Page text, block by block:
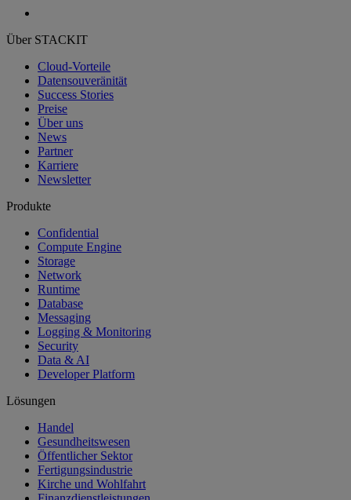
Über STACKIT
Cloud-Vorteile
Datensouveränität
Success Stories
Preise
Über uns
News
Partner
Karriere
Newsletter
Produkte
Confidential
Compute Engine
Storage
Network
Runtime
Database
Messaging
Logging & Monitoring
Security
Data & AI
Developer Platform
Lösungen
Handel
Gesundheitswesen
Öffentlicher Sektor
Fertigungsindustrie
Kirche und Wohlfahrt